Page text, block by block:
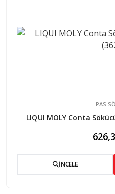
PAS
LIQUI MOLY Conta
İNCELE